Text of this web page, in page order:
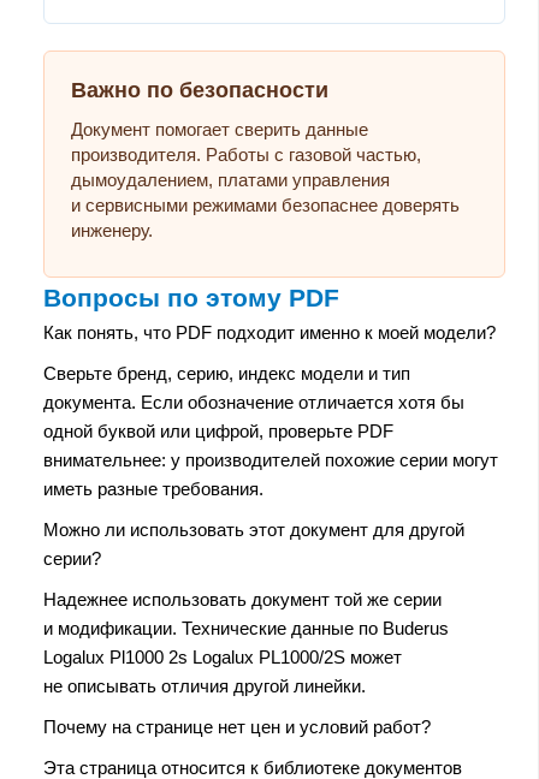
Важно по безопасности
Документ помогает сверить данные
производителя. Работы с газовой частью,
дымоудалением, платами управления
и сервисными режимами безопаснее доверять
инженеру.
Вопросы по этому PDF
Как понять, что PDF подходит именно к моей модели?
Сверьте бренд, серию, индекс модели и тип
документа. Если обозначение отличается хотя бы
одной буквой или цифрой, проверьте PDF
внимательнее: у производителей похожие серии могут
иметь разные требования.
Можно ли использовать этот документ для другой
серии?
Надежнее использовать документ той же серии
и модификации. Технические данные по Buderus
Logalux Pl1000 2s Logalux PL1000/2S может
не описывать отличия другой линейки.
Почему на странице нет цен и условий работ?
Эта страница относится к библиотеке документов